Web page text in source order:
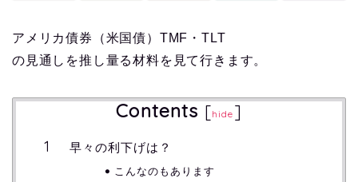
アメリカ債券（米国債）TMF・TLT
の見通しを推し量る材料を見て行きます。
Contents [hide ]
早々の利下げは？
こんなのもあります